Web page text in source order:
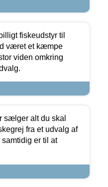
fiskeudstyr til
været et kæmpe
viden omkring
sælger alt du skal
fra et udvalg af
er til at